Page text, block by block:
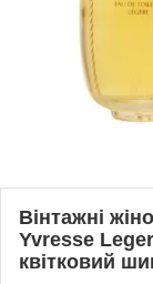
Вінтажні
Yvresse
квітковий